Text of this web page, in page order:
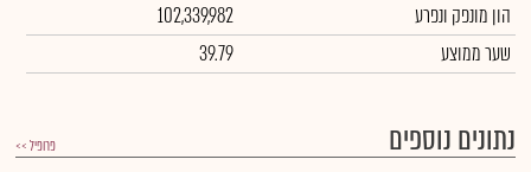
הון מונפק ונפרע
102,339,982
שער ממוצע
39.79
נתונים נוספים פרופיל >>